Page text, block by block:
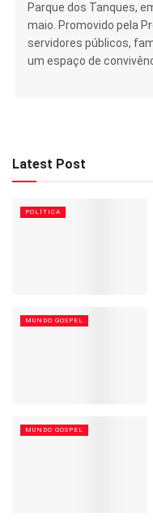
Parque dos Tanques,
maio. Promovido pela
servidores públicos,
um espaço de
Latest Post
POLÍTICA
MUNDO GOSPEL
MUNDO GOSPEL